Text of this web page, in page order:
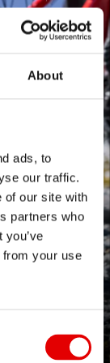
About
ads, to
our traffic.
of our site with
partners who
from your use